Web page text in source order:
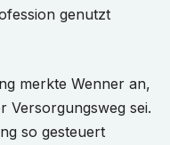
genutzt
merkte Wenner an,
Versorgungsweg sei.
so gesteuert